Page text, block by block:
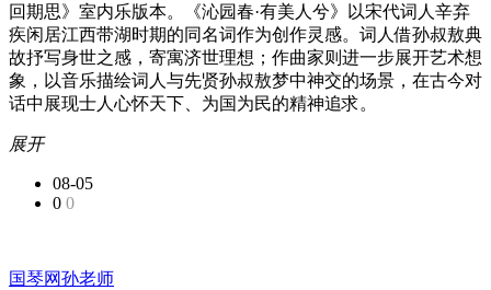
回期思》室内乐版本。《沁园春·有美人兮》以宋代词人辛弃
疾闲居江西带湖时期的同名词作为创作灵感。词人借孙叔敖典
故抒写身世之感，寄寓济世理想；作曲家则进一步展开艺术想
象，以音乐描绘词人与先贤孙叔敖梦中神交的场景，在古今对
话中展现士人心怀天下、为国为民的精神追求。
展开
08-05
0 0
国琴网孙老师